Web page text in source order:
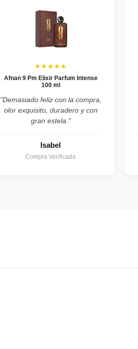
★★★★★
Afnan 9 Pm Elixir Parfum Intense
100 ml
"Demasiado feliz con la compra,
olor exquisito, duradero y con
gran estela."
Isabel
Compra Verificada